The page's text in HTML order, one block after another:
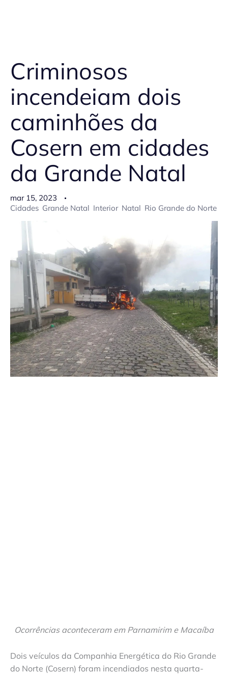
Criminosos
incendeiam dois
caminhões da
Cosern em cidades
da Grande Natal
mar 15, 2023
Cidades Grande Natal Interior Natal Rio Grande do Norte
Ocorrências aconteceram em Parnamirim e Macaíba
Dois veículos da Companhia Energética do Rio Grande
do Norte (Cosern) foram incendiados nesta quarta-